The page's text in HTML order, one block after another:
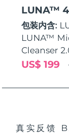
LUNA™ 4
包装内含:
LUNA™
Cleanser
US$ 199
真实反馈